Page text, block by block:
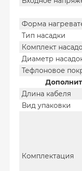
Форма
Тип насадки
Комплект
Диаметр
Тефлоновое
Длина кабеля
Вид упаковки
Комплектация